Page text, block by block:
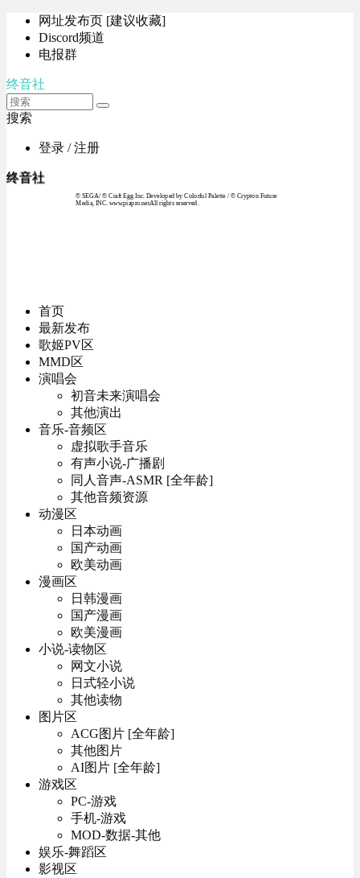
网址发布页 [建议收藏]
Discord频道
电报群
终音社
搜索
登录 / 注册
终音社
© SEGA / © Craft Egg Inc. Developed by Colorful Palette / © Crypton Future
Media, INC. www.piapro.netAll rights reserved.
首页
最新发布
歌姬PV区
MMD区
演唱会
初音未来演唱会
其他演出
音乐-音频区
虚拟歌手音乐
有声小说-广播剧
同人音声-ASMR [全年龄]
其他音频资源
动漫区
日本动画
国产动画
欧美动画
漫画区
日韩漫画
国产漫画
欧美漫画
小说-读物区
网文小说
日式轻小说
其他读物
图片区
ACG图片 [全年龄]
其他图片
AI图片 [全年龄]
游戏区
PC-游戏
手机-游戏
MOD-数据-其他
娱乐-舞蹈区
影视区